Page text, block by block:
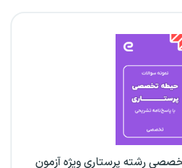
رشته پرستاری ویژه آزمون